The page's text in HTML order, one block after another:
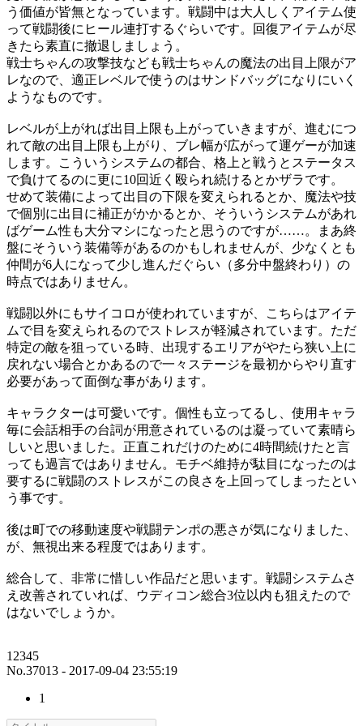
う価値が皆無となっています。戦闘中は大人しくアイテム使
って戦闘後にヒール連打するぐらいです。回復アイテムが尽
きたら素直に撤退しましょう。
戦士ちゃんの攻撃技なども戦士ちゃんの魔法の出目上限がア
レなので、適正レベルで使うのはサンドバッグになりにいく
ようなものです。
レベルが上がれば出目上限も上がっていきますが、進むにつ
れて敵の出目上限も上がり、ブレ幅が広がって運ゲーが加速
します。こういうシステムの都合、格上と戦うとステータス
で負けてるのに更に10回近く殴られ続けるとかザラです。
せめて装備によって出目の下限を変えられるとか、魔法や技
で個別に出目に補正がかかるとか、そういうシステムがあれ
ばゲーム性も大分マシになったと思うのですが……。まあ終
盤にそういう装備等があるのかもしれませんが、少なくとも
仲間が6人になって少し進んだぐらい（多分中盤終わり）の
時点ではありません。
戦闘以外にもサイコロが使われていますが、こちらはアイテ
ムで目を変えられるのでストレスが軽減されています。ただ
特定の敵を狙っている時、出現するエリアがやたら狭い上に
戻れない場合とかあるので一々ステージを最初からやり直す
必要があって面倒な事があります。
キャラクターは可愛いです。個性も立ってるし、使用キャラ
毎に会話相手の台詞が用意されているのは凝っていて素晴ら
しいと思いました。正直これだけのために4時間続けたと言
っても過言ではありません。モチベ維持が駄目になったのは
要するに戦闘のストレスがこの良さを上回ってしまったとい
う事です。
後は町での移動速度や戦闘テンポの悪さが気になりました、
が、無視出来る程度ではあります。
総合して、非常に惜しい作品だと思います。戦闘システムさ
え改善されていれば、ウディコン総合3位以内も狙えたので
はないでしょうか。
12345
No.37013 - 2017-09-04 23:55:19
1